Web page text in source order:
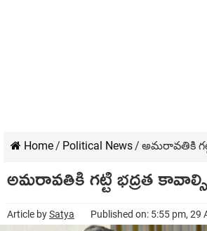
Home/ Political News/ అమరావతికి
అమరావతికి గట్టి భద్రత
Article bySatya Published on: 5:55 pm, 29